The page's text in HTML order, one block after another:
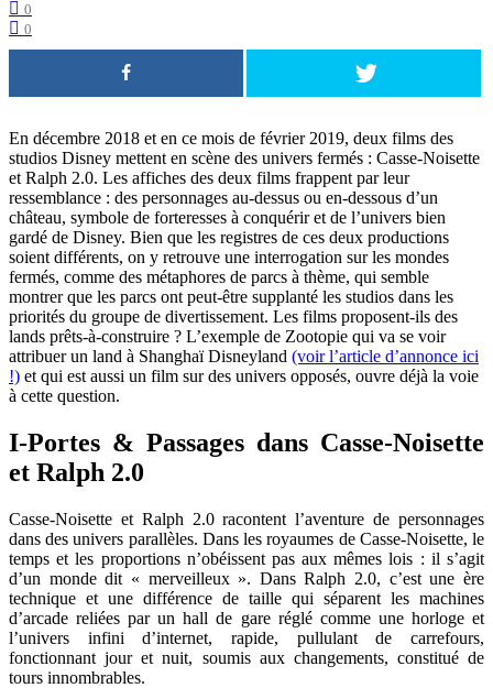
0
0
En décembre 2018 et en ce mois de février 2019, deux films des
studios Disney mettent en scène des univers fermés : Casse-Noisette
et Ralph 2.0. Les affiches des deux films frappent par leur
ressemblance : des personnages au-dessus ou en-dessous d’un
château, symbole de forteresses à conquérir et de l’univers bien
gardé de Disney. Bien que les registres de ces deux productions
soient différents, on y retrouve une interrogation sur les mondes
fermés, comme des métaphores de parcs à thème, qui semble
montrer que les parcs ont peut-être supplanté les studios dans les
priorités du groupe de divertissement. Les films proposent-ils des
lands prêts-à-construire ? L’exemple de Zootopie qui va se voir
attribuer un land à Shanghaï Disneyland (voir l’article d’annonce ici
!) et qui est aussi un film sur des univers opposés, ouvre déjà la voie
à cette question.
I-Portes & Passages dans Casse-Noisette
et Ralph 2.0
Casse-Noisette et Ralph 2.0 racontent l’aventure de personnages
dans des univers parallèles. Dans les royaumes de Casse-Noisette, le
temps et les proportions n’obéissent pas aux mêmes lois : il s’agit
d’un monde dit « merveilleux ». Dans Ralph 2.0, c’est une ère
technique et une différence de taille qui séparent les machines
d’arcade reliées par un hall de gare réglé comme une horloge et
l’univers infini d’internet, rapide, pullulant de carrefours,
fonctionnant jour et nuit, soumis aux changements, constitué de
tours innombrables.